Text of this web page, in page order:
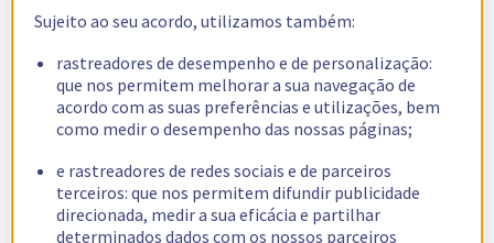
Sujeito ao seu acordo, utilizamos também:
rastreadores de desempenho e de personalização:
que nos permitem melhorar a sua navegação de
acordo com as suas preferências e utilizações, bem
como medir o desempenho das nossas páginas;
e rastreadores de redes sociais e de parceiros
terceiros: que nos permitem difundir publicidade
direcionada, medir a sua eficácia e partilhar
determinados dados com os nossos parceiros